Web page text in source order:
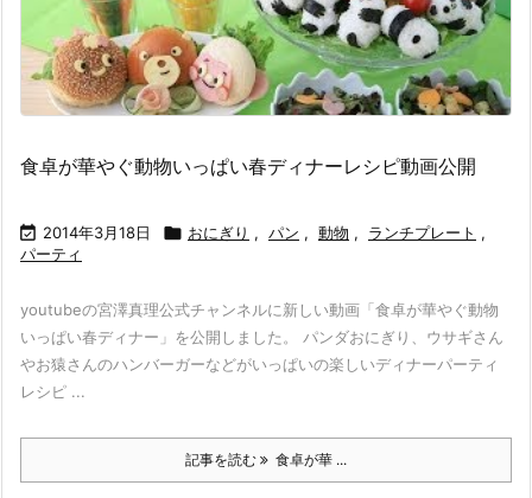
食卓が華やぐ動物いっぱい春ディナーレシピ動画公開
 2014年3月18日  おにぎり , パン , 動物 , ランチプレート ,
パーティ
youtubeの宮澤真理公式チャンネルに新しい動画「食卓が華やぐ動物
いっぱい春ディナー」を公開しました。 パンダおにぎり、ウサギさん
やお猿さんのハンバーガーなどがいっぱいの楽しいディナーパーティ
レシピ ...
記事を読む 食卓が華 ...